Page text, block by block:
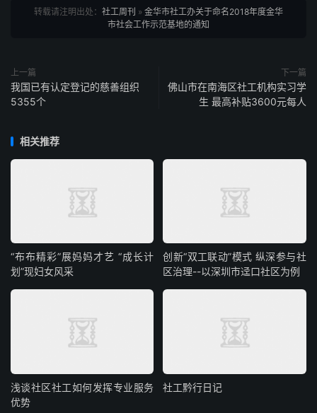
转载请注明出处： 社工周刊 » 金华市社工办关于命名2018年度金华
市社会工作示范基地的通知
上一篇
我国已有认定登记的慈善组织
5355个
下一篇
佛山市在南海区社工机构实习学
生 最高补贴3600元每人
相关推荐
“布布精彩”展妈妈才艺 “成长计
划”现妇女风采
创新“双工联动”模式 纵深参与社
区治理--以深圳市迳口社区为例
浅谈社区社工如何发挥专业服务
优势
社工黔行日记